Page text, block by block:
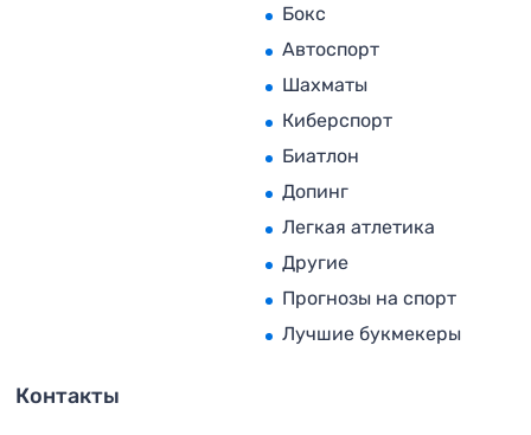
Бокс
Автоспорт
Шахматы
Киберспорт
Биатлон
Допинг
Легкая атлетика
Другие
Прогнозы на спорт
Лучшие букмекеры
Контакты